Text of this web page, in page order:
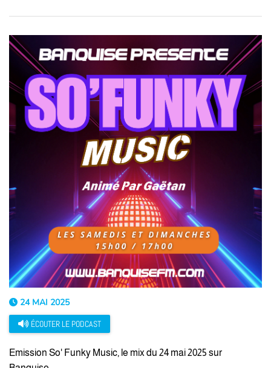
24 MAI 2025
ÉCOUTER LE PODCAST
Emission So' Funky Music, le mix du 24 mai 2025 sur